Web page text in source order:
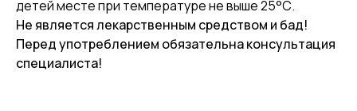
детей месте при температуре не выше 25°С.
Не является лекарственным средством и бад!
Перед употреблением обязательна консультация
специалиста!